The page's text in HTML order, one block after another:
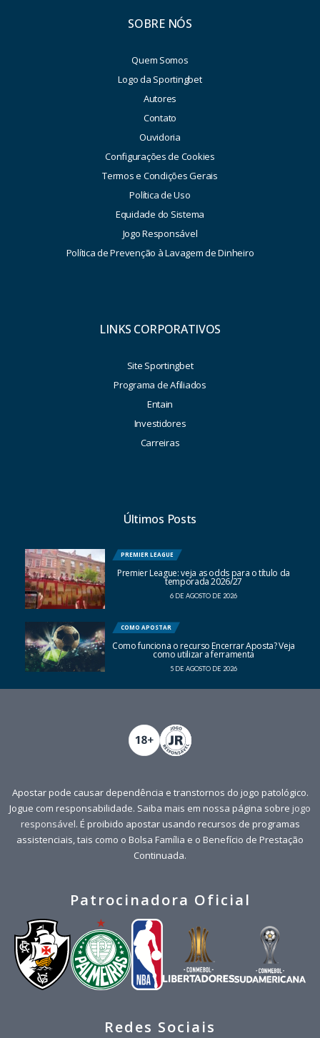
SOBRE NÓS
Quem Somos
Logo da Sportingbet
Autores
Contato
Ouvidoria
Configurações de Cookies
Termos e Condições Gerais
Política de Uso
Equidade do Sistema
Jogo Responsável
Política de Prevenção à Lavagem de Dinheiro
LINKS CORPORATIVOS
Site Sportingbet
Programa de Afiliados
Entain
Investidores
Carreiras
Últimos Posts
PREMIER LEAGUE
Premier League: veja as odds para o título da
temporada 2026/27
6 DE AGOSTO DE 2026
COMO APOSTAR
Como funciona o recurso Encerrar Aposta? Veja
como utilizar a ferramenta
5 DE AGOSTO DE 2026
Apostar pode causar dependência e transtornos do jogo patológico.
Jogue com responsabilidade. Saiba mais em nossa página sobre jogo
responsável. É proibido apostar usando recursos de programas
assistenciais, tais como o Bolsa Família e o Benefício de Prestação
Continuada.
Patrocinadora Oficial
Redes Sociais